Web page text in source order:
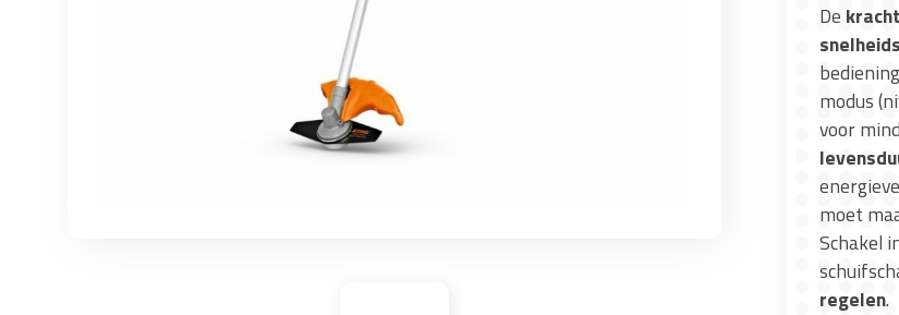
De
modus
voor
moet
Schakel
regelen.